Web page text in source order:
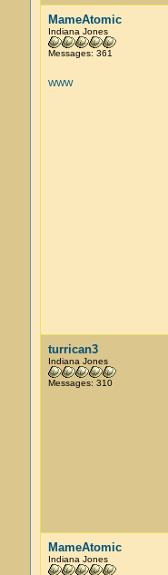
MameAtomic
Indiana Jones
Messages: 361
WWW
turrican3
Indiana Jones
Messages: 310
MameAtomic
Indiana Jones